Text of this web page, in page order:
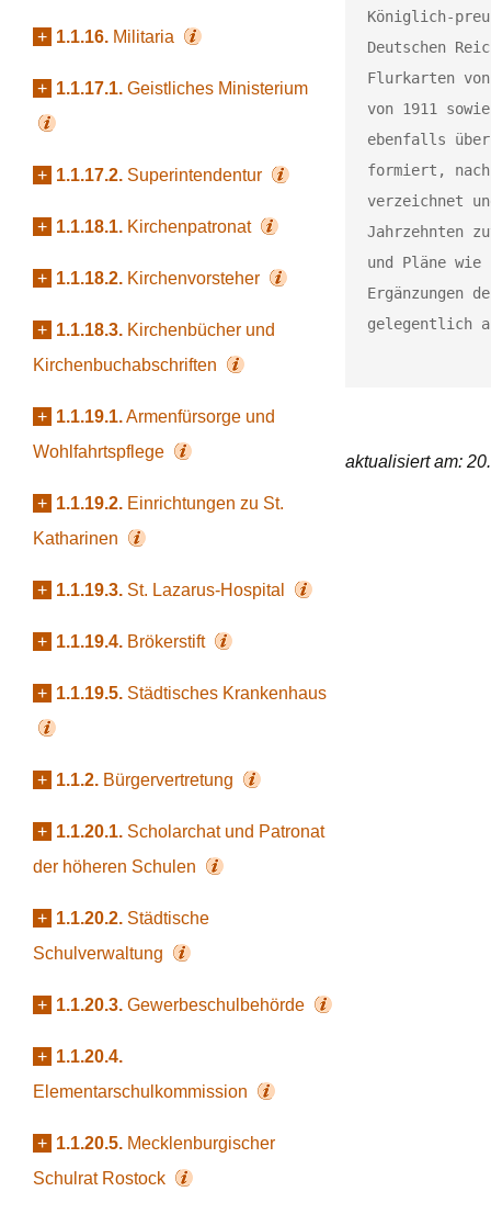
+ 1.1.16. Militaria
+ 1.1.17.1. Geistliches Ministerium
+ 1.1.17.2. Superintendentur
+ 1.1.18.1. Kirchenpatronat
+ 1.1.18.2. Kirchenvorsteher
+ 1.1.18.3. Kirchenbücher und
Kirchenbuchabschriften
+ 1.1.19.1.Armenfürsorge und
Wohlfahrtspflege
+ 1.1.19.2. Einrichtungen zu St.
Katharinen
+ 1.1.19.3. St. Lazarus-Hospital
+ 1.1.19.4. Brökerstift
+ 1.1.19.5. Städtisches Krankenhaus
+ 1.1.2. Bürgervertretung
+ 1.1.20.1. Scholarchat und Patronat
der höheren Schulen
+ 1.1.20.2. Städtische
Schulverwaltung
+ 1.1.20.3. Gewerbeschulbehörde
+ 1.1.20.4.
Elementarschulkommission
+ 1.1.20.5. Mecklenburgischer
Schulrat Rostock
Königlich-
Deutschen
Flurkarten
von 1911
ebenfalls
formiert,
verzeichnet
Jahrzehnten
und Pläne
Ergänzungen
gelegentlich
aktualisiert am: